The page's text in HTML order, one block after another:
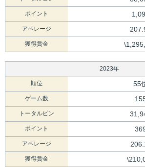
ポイント
アベレージ
獲得賞金
2023年
順位 55
ゲーム数
トータルピン
ポイント
アベレージ
獲得賞金